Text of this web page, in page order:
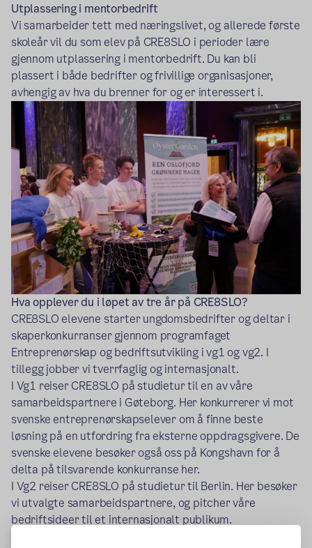
Utplassering i mentorbedrift
Vi samarbeider tett med næringslivet, og allerede første
skoleår vil du som elev på CRE8SLO i perioder lære
gjennom utplassering i mentorbedrift. Du kan bli
plassert i både bedrifter og frivillige organisasjoner,
avhengig av hva du brenner for og er interessert i.
Hva opplever du i løpet av tre år på CRE8SLO?
CRE8SLO elevene starter ungdomsbedrifter og deltar i
skaperkonkurranser gjennom programfaget
Entreprenørskap og bedriftsutvikling i vg1 og vg2. I
tillegg jobber vi tverrfaglig og internasjonalt.
I Vg1 reiser CRE8SLO på studietur til en av våre
samarbeidspartnere i Gøteborg. Her konkurrerer vi mot
svenske entreprenørskapselever om å finne beste
løsning på en utfordring fra eksterne oppdragsgivere. De
svenske elevene besøker også oss på Kongshavn for å
delta på tilsvarende konkurranse her.
I Vg2 reiser CRE8SLO på studietur til Berlin. Her besøker
vi utvalgte samarbeidspartnere, og pitcher våre
bedriftsideer til et internasjonalt publikum.